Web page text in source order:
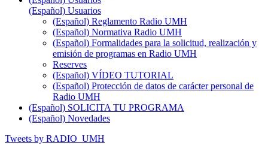
(Español) Usuarios
(Español) Reglamento Radio UMH
(Español) Normativa Radio UMH
(Español) Formalidades para la solicitud, realización y
emisión de programas en Radio UMH
Reserves
(Español) VÍDEO TUTORIAL
(Español) Protección de datos de carácter personal de
Radio UMH
(Español) SOLICITA TU PROGRAMA
(Español) Novedades
Tweets by RADIO_UMH